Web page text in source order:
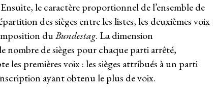
le caractère proportionnel de l’ensemble de
des sièges entre les listes, les deuxièmes voix
duBundestag. La dimension
nombre de sièges pour chaque parti arrêté,
premières voix : les sièges attribués à un parti
ayant obtenu le plus de voix.